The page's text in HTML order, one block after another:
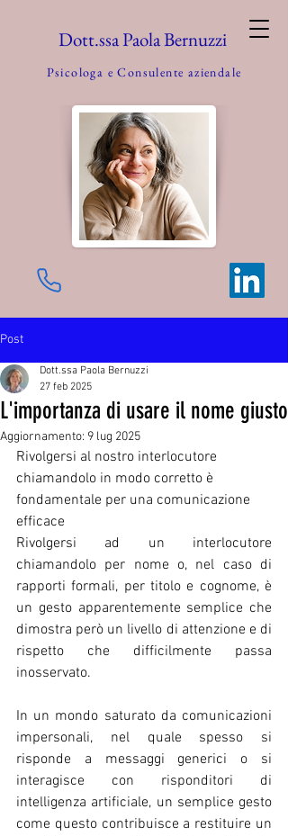
Psicologa eConsulente aziendale
Dott.ssa Paola Bernuzzi
Post
L'importanza di usare il nome giusto
Dott.ssa Paola Bernuzzi
27 feb 2025
Aggiornamento: 9 lug 2025
Rivolgersi al nostro interlocutore
chiamandolo in modo corretto è
fondamentale per una comunicazione
efficace
Rivolgersi ad un interlocutore
chiamandolo per nome o, nel caso di
rapporti formali, per titolo e cognome, è
un gesto apparentemente semplice che
dimostra però un livello di attenzione e di
rispetto che difficilmente passa
inosservato.
In un mondo saturato da comunicazioni
impersonali, nel quale spesso si
risponde a messaggi generici o si
interagisce con risponditori di
intelligenza artificiale, un semplice gesto
come questo contribuisce a restituire un